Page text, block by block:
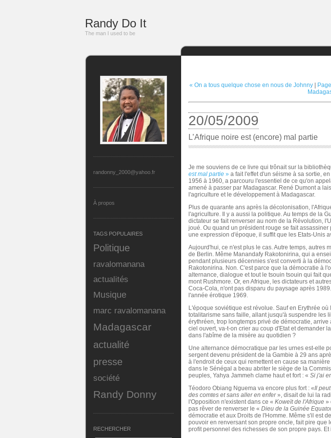
Randy Do It
The man I used to be
randonny_2000@yahoo.fr
À propos
TAGS POPULAIRES
Politique
ravalomanana
actualités
Musique
marc ravalomanana
Madagascar
actualité
presse
société
Randy Donny
RECHERCHER
« On a tous quelque chose en nous de Johnny
20/05/2009
L’Afrique noire est (encore) mal partie
Je me souviens de ce livre qui trônait sur la
est mal partie » a fait l'effet d'un séisme à sa sortie,
1956 à 1960, a parcouru l'essentiel de ce qu'on
amené à passer par Madagascar. René Dumont a
l'agriculture et le développement à Madagascar.
Plus de quarante ans après la décolonisation,
l'agriculture. Il y a aussi la politique. Au temps de la
dictateur se fait renverser au nom de la Révolution,
joué. Ou quand un président rouge se fait
une expression d'époque, il suffit que les Etats-Unis
Aujourd'hui, ce n'est plus le cas. Autre temps, autres
de Berlin. Même Manandafy Rakotonirina, qui a
pendant plusieurs décennies s'est converti à la
Rakotonirina. Non. C'est parce que la démocratie à
alternance, dialogue et tout le tsouin tsouin qui fait
mont Rushmore. Or, en Afrique, les dictateurs et
Coca-Cola, n'ont pas disparu du paysage après
l'année érotique 1969.
L'époque soviétique est révolue. Sauf en Erythrée
totalitarisme sans faille, allant jusqu'à suspendre les
érythréen, trop longtemps privé de démocratie,
ciel ouvert, va-t-on crier au coup d'Etat et demander
dans l'abîme de la misère au quotidien ?
Une alternance démocratique par les urnes est-elle
sergent devenu président de la Gambie à 29 ans
à l'endroit de ceux qui remettent en cause sa
dans le Sénégal a beau abriter le siège de la
peuples, Yahya Jammeh clame haut et fort : « Si j'ai
Téodoro Obiang Nguema va encore plus fort : «Il
des comtes et sans aller en enfer», disait de lui la
l'Opposition n'existent dans ce « Koweït de l'Afrique »
pas rêver de renverser le « Dieu de la Guinée
démocratie et aux Droits de l'Homme. Même s'il est
pouvoir en renversant son propre oncle, fait pire
profit personnel des richesses de son propre pays. Et